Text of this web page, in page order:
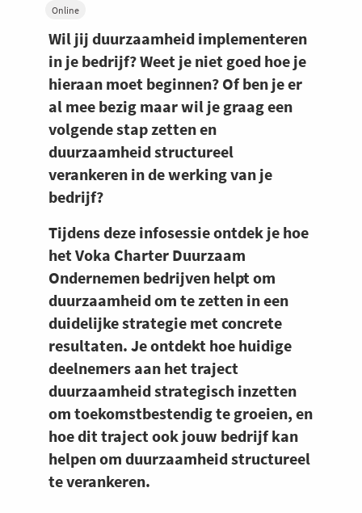
Online
Wil jij duurzaamheid implementeren
in je bedrijf? Weet je niet goed hoe je
hieraan moet beginnen? Of ben je er
al mee bezig maar wil je graag een
volgende stap zetten en
duurzaamheid structureel
verankeren in de werking van je
bedrijf?
Tijdens deze infosessie ontdek je hoe
het Voka Charter Duurzaam
Ondernemen bedrijven helpt om
duurzaamheid om te zetten in een
duidelijke strategie met concrete
resultaten. Je ontdekt hoe huidige
deelnemers aan het traject
duurzaamheid strategisch inzetten
om toekomstbestendig te groeien, en
hoe dit traject ook jouw bedrijf kan
helpen om duurzaamheid structureel
te verankeren.